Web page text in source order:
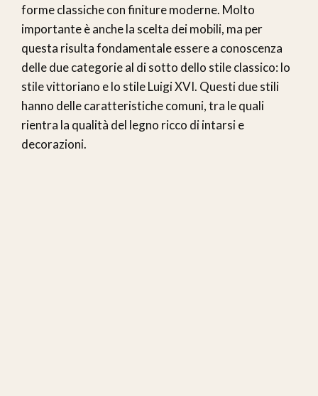
forme classiche con finiture moderne. Molto
importante è anche la scelta dei mobili, ma per
questa risulta fondamentale essere a conoscenza
delle due categorie al di sotto dello stile classico: lo
stile vittoriano e lo stile Luigi XVI. Questi due stili
hanno delle caratteristiche comuni, tra le quali
rientra la qualità del legno ricco di intarsi e
decorazioni.